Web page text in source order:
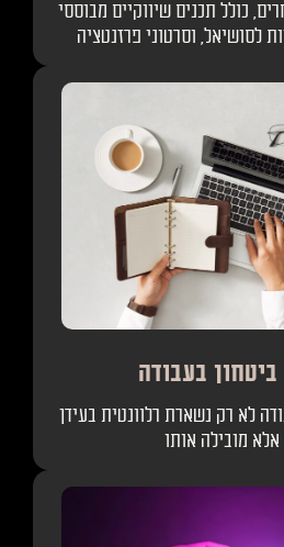
כולל תכנים שיווקיים מבוססי
בעבודה
לא רק נשארת רלוונטית בעידן
מובילה אותו